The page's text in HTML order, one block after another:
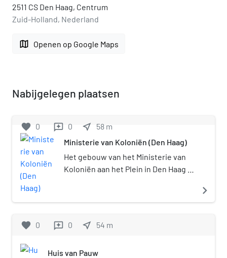
2511 CS Den Haag, Centrum
Zuid-Holland, Nederland
map Openen op Google Maps
Nabijgelegen plaatsen
favorite 0 reviews 0 near_me 58 m
Ministerie van Koloniën (Den Haag)
Het gebouw van het Ministerie van
Koloniën aan het Plein in Den Haag is
1859 en 1861. Het pand maakt nu deel
Kamer. Het is het eerste als
Nederland.
navigate_next
favorite 0 reviews 0 near_me 54 m
Huis van Pauw